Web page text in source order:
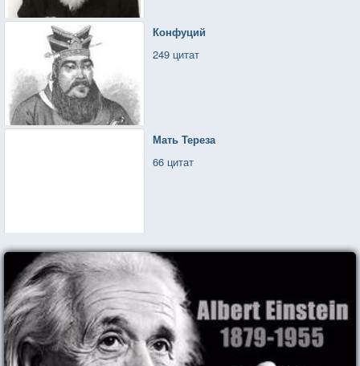
Конфуций
249 цитат
Мать Тереза
66 цитат